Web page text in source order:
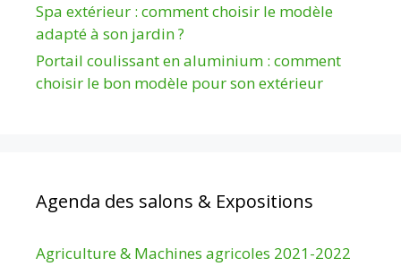
Spa extérieur : comment choisir le modèle
adapté à son jardin ?
Portail coulissant en aluminium : comment
choisir le bon modèle pour son extérieur
Agenda des salons & Expositions
Agriculture & Machines agricoles 2021-2022